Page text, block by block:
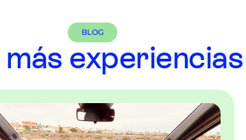
BLOG
más experiencias